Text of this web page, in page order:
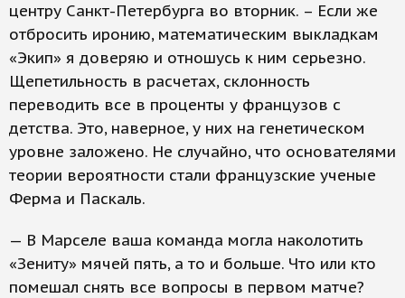
центру Санкт-Петербурга во вторник. – Если же
отбросить иронию, математическим выкладкам
«Экип» я доверяю и отношусь к ним серьезно.
Щепетильность в расчетах, склонность
переводить все в проценты у французов с
детства. Это, наверное, у них на генетическом
уровне заложено. Не случайно, что основателями
теории вероятности стали французские ученые
Ферма и Паскаль.
— В Марселе ваша команда могла наколотить
«Зениту» мячей пять, а то и больше. Что или кто
помешал снять все вопросы в первом матче?